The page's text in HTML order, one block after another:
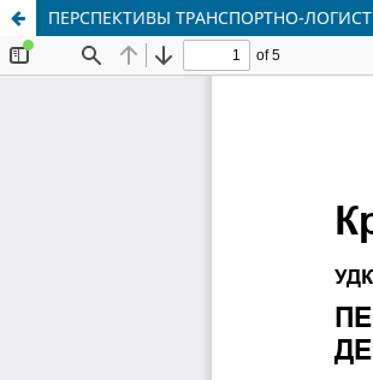
ПЕРСПЕКТИВЫ ТРАНСПОРТНО-